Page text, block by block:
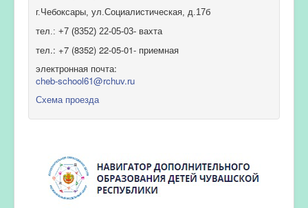
г.Чебоксары, ул.Социалистическая, д.17б
тел.: +7 (8352) 22-05-03- вахта
тел.: +7 (8352) 22-05-01- приемная
электронная почта:
cheb-school61@rchuv.ru
Схема проезда